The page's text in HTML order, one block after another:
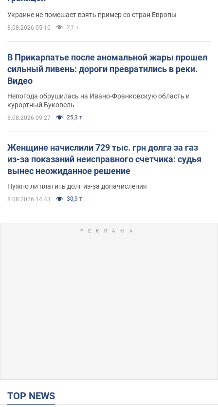
Украине не помешает взять пример со стран Европы
8.08.2026 05:10 2,1 т.
В Прикарпатье после аномальной жары прошел
сильный ливень: дороги превратились в реки.
Видео
Непогода обрушилась на Ивано-Франковскую область и
курортный Буковель
8.08.2026 09:27 25,3 т.
Женщине начислили 729 тыс. грн долга за газ
из-за показаний неисправного счетчика: судья
вынес неожиданное решение
Нужно ли платить долг из-за доначисления
8.08.2026 14:43 30,9 т.
TOP NEWS